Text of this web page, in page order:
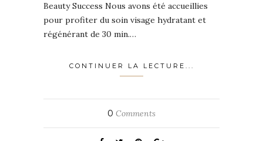
Beauty Success Nous avons été accueillies
pour profiter du soin visage hydratant et
régénérant de 30 min.…
CONTINUER LA LECTURE...
0 Comments